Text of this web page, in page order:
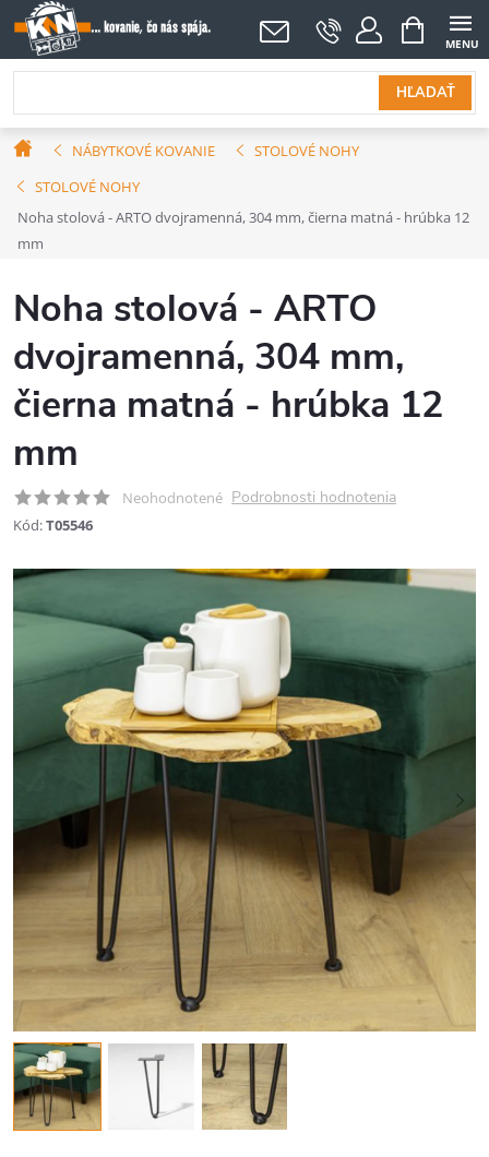
Prejsť
na
obsah
HĽADAŤ
NÁKUPNÝ
KOŠÍK
DomovNÁBYTKOVÉ KOVANIE
STOLOVÉ NOHY
STOLOVÉ NOHY
Noha stolová - ARTO dvojramenná, 304 mm, čierna matná - hrúbka 12
mm
Noha stolová - ARTO
dvojramenná, 304 mm,
čierna matná - hrúbka 12
mm
Neohodnotené Podrobnosti hodnotenia
Kód:T05546